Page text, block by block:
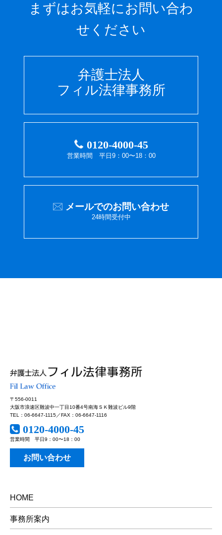
まずはお気軽にお問い合わ
せください
弁護士法人
フィル法律事務所
0120-4000-45
営業時間 平日9：00〜18：00
メールでのお問い合わせ
24時間受付中
〒556-0011
大阪市浪速区難波中一丁目10番4号南海ＳＫ難波ビル9階
TEL：06-6647-1115／FAX：06-6647-1116
0120-4000-45
営業時間 平日9：00〜18：00
お問い合わせ
HOME
事務所案内